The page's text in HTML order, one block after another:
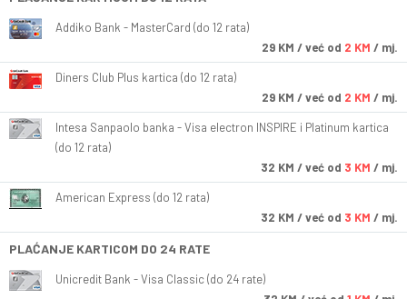
Addiko Bank - MasterCard (do 12 rata)
29 KM / već od 2 KM / mj.
Diners Club Plus kartica (do 12 rata)
29 KM / već od 2 KM / mj.
Intesa Sanpaolo banka - Visa electron INSPIRE i Platinum kartica
(do 12 rata)
32 KM / već od 3 KM / mj.
American Express (do 12 rata)
32 KM / već od 3 KM / mj.
PLAĆANJE KARTICOM DO 24 RATE
Unicredit Bank - Visa Classic (do 24 rate)